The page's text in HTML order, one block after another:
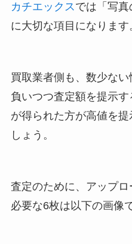
カチエックスでは「写
に大切な項目になります
買取業者側も、数少な
負いつつ査定額を提示
が得られた方が高値を
しょう。
査定のために、アップ
必要な6枚は以下の画像